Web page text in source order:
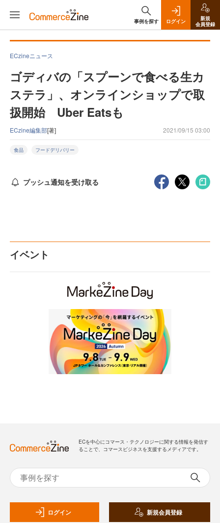
事例を探す ログイン
新規
会員登録
ECzineニュース
ゴディバの「スプーンで食べる生カ
ステラ」、オンラインショップで取
扱開始 Uber Eatsも
ECzine編集部[著] 2021/09/15 03:00
食品 フードデリバリー
プッシュ通知を受け取る
イベント
ECを中心にコマース・テクノロジーに関する情報を発信す
ることで、コマースビジネスを支援するメディアです。
ログイン 新規会員登録